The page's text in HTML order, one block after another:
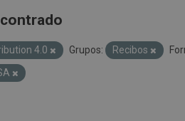
4.0 Grupos: Recibos